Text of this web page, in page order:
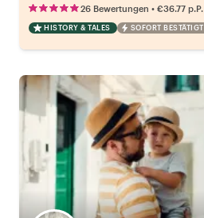
26 Bewertungen • €36.77 p.P.
HISTORY & TALES SOFORT BESTÄTIGT